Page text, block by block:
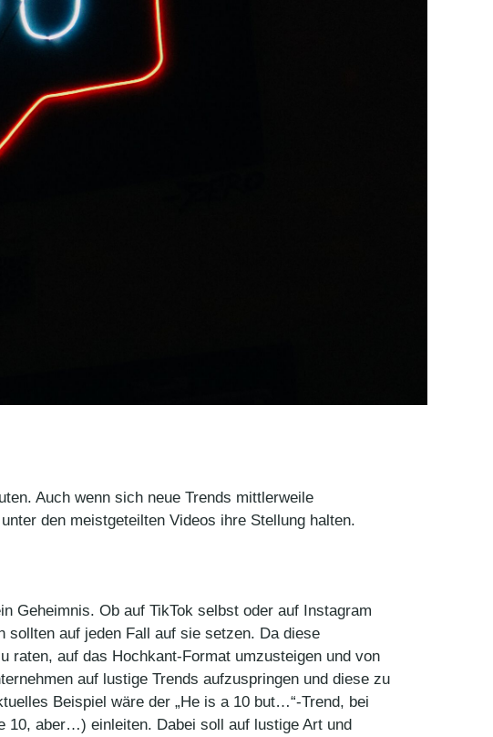
Auch wenn sich neue Trends mittlerweile
den meistgeteilten Videos ihre Stellung halten.
Geheimnis. Ob auf TikTok selbst oder auf Instagram
sollten auf jeden Fall auf sie setzen. Da diese
raten, auf das Hochkant-Format umzusteigen und von
auf lustige Trends aufzuspringen und diese zu
Beispiel wäre der „He is a 10 but…“-Trend, bei
10, aber…) einleiten. Dabei soll auf lustige Art und